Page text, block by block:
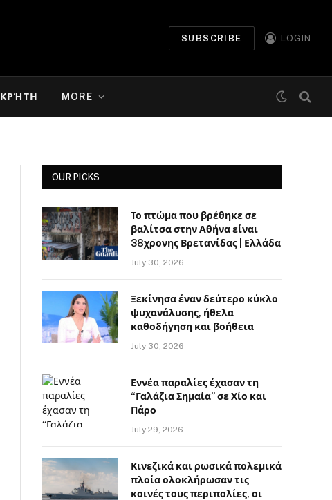
SUBSCRIBE LOGIN
ΚΡΉΤΗ MORE
OUR PICKS
Το πτώμα που βρέθηκε σε
βαλίτσα στην Αθήνα είναι
38χρονης Βρετανίδας | Ελλάδα
July 30, 2026
Ξεκίνησα έναν δεύτερο κύκλο
ψυχανάλυσης, ήθελα
καθοδήγηση και βοήθεια
July 30, 2026
Εννέα παραλίες έχασαν τη
“Γαλάζια Σημαία” σε Χίο και
Πάρο
July 29, 2026
Κινεζικά και ρωσικά πολεμικά
πλοία ολοκλήρωσαν τις
κοινές τους περιπολίες, οι